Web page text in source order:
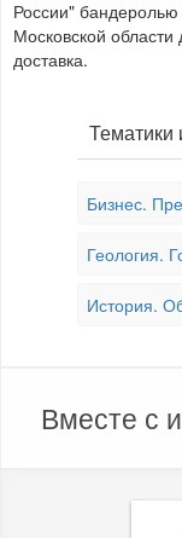
России"
Московской области
доставка.
Тематики
Бизнес.
Геология.
История.
Вместе с